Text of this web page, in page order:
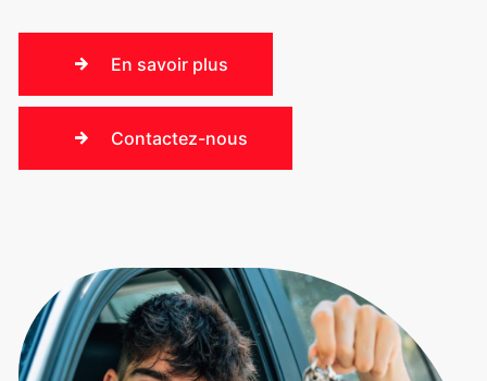
En savoir plus
Contactez-nous